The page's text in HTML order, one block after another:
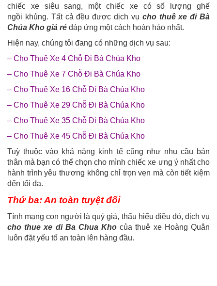
chiếc xe siêu sang, một chiếc xe có số lượng ghế
ngồi khủng. Tất cả đều được dịch vụ cho thuê xe đi Bà
Chúa Kho giá rẻ đáp ứng một cách hoàn hảo nhất.
Hiện nay, chúng tôi đang có những dịch vụ sau:
– Cho Thuê Xe 4 Chỗ Đi Bà Chúa Kho
– Cho Thuê Xe 7 Chỗ Đi Bà Chúa Kho
– Cho Thuê Xe 16 Chỗ Đi Bà Chúa Kho
– Cho Thuê Xe 29 Chỗ Đi Bà Chúa Kho
– Cho Thuê Xe 35 Chỗ Đi Bà Chúa Kho
– Cho Thuê Xe 45 Chỗ Đi Bà Chúa Kho
Tuỳ thuộc vào khả năng kinh tế cũng như nhu cầu bản
thân mà bạn có thể chọn cho mình chiếc xe ưng ý nhất cho
hành trình yêu thương không chỉ trọn vẹn mà còn tiết kiệm
đến tối đa.
Thứ ba: An toàn tuyệt đối
Tính mạng con người là quý giá, thấu hiểu điều đó, dịch vụ
cho thue xe di Ba Chua Kho của thuê xe Hoàng Quân
luôn đặt yếu tố an toàn lên hàng đầu.